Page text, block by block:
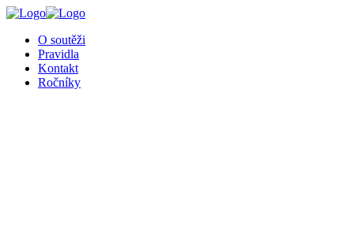
O soutěži
Pravidla
Kontakt
Ročníky